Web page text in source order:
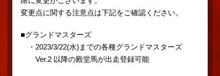
変更点に関する注意点は下記をご確認ください。
■グランドマスターズ
・2023/3/22(水)までの各種グランドマスターズ
Ver.2 以降の殿堂馬が出走登録可能